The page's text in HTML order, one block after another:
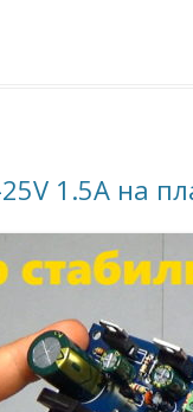
1.5A на